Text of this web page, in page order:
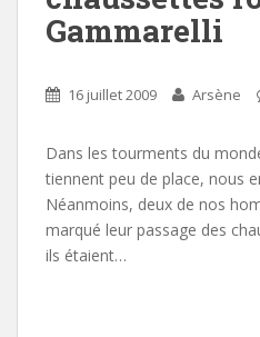
Gammarelli
16 juillet 2009 Arsène
Dans les tourments du
tiennent peu de place, nous
Néanmoins, deux de nos
marqué leur passage des
ils étaient…